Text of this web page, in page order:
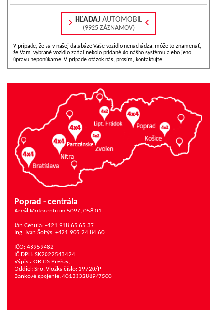
HĽADAJAUTOMOBIL
(9925 ZÁZNAMOV)
V prípade, že sa v našej databáze Vaše vozidlo nenachádza, môže to znamenať,
že Vami vybrané vozidlo zatiaľ nebolo pridané do nášho systému alebo jeho
úpravu neponúkame. V prípade otázok nás, prosím, kontaktujte.
Poprad - centrála
Areál Motocentrum 5097, 058 01
Ján Cehula: +421 918 65 65 37
Ing. Ivan Šoltýs: +421 905 24 84 60
IČO: 43959482
IČ DPH: SK2022543424
Výpis z OR OS Prešov,
Oddiel: Sro, Vložka číslo: 19720/P
Bankové spojenie: 4013332889/7500